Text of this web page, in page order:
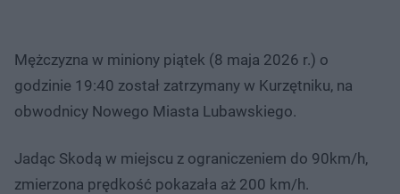
Mężczyzna w miniony piątek (8 maja 2026 r.) o
godzinie 19:40 został zatrzymany w Kurzętniku, na
obwodnicy Nowego Miasta Lubawskiego.
Jadąc Skodą w miejscu z ograniczeniem do 90km/h,
zmierzona prędkość pokazała aż 200 km/h.